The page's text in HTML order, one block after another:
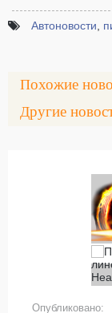
Автоновости
Похожие
Другие